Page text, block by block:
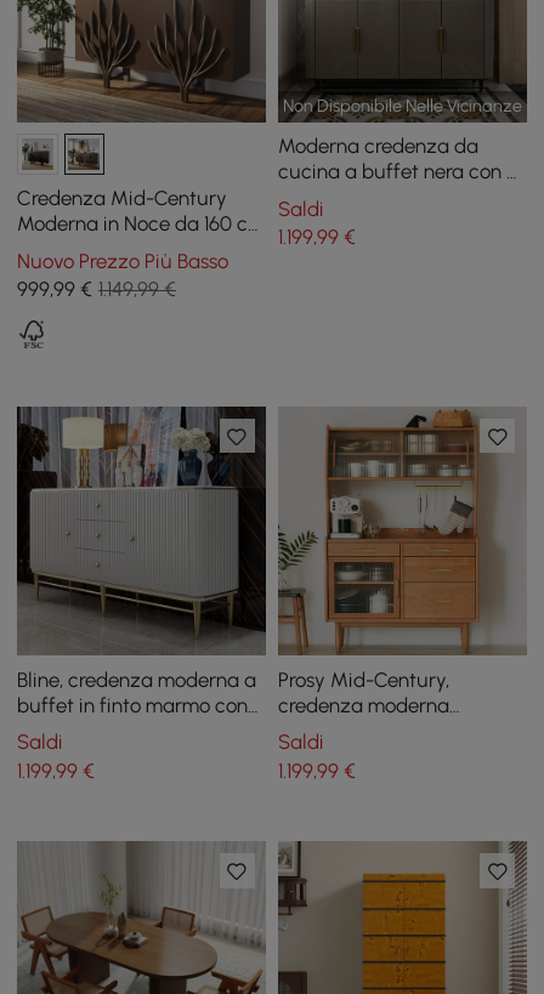
Credenza Mid-Century
Moderna in Noce da 160 cm
con Design a Ramo e 2
Ante
Nuovo Prezzo Più Basso
999,99 € 1.149,99 €
Non Disponibile Nelle Vicinanze
Moderna credenza da
cucina a buffet nera con 4
ante in oro
Saldi
1.199,99€
Bline, credenza moderna a
buffet in finto marmo con
ante, ripiani e cassetti di
grandi dimensioni
Saldi
1.199,99 €
Prosy Mid-Century,
credenza moderna
naturale con 3 ante, 3
ripiani e 4 cassetti, grande
Saldi
1.199,99€